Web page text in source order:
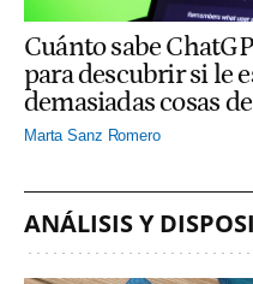
Cuánto sabe
para descubrir si le
demasiadas cosas
Marta Sanz Romero
ANÁLISIS Y